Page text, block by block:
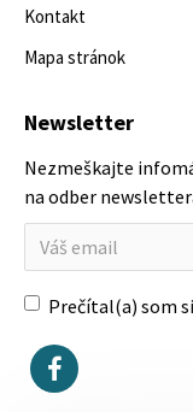
Kontakt
Mapa stránok
Newsletter
Nezmeškajte
na odber
Prečítal(a) som